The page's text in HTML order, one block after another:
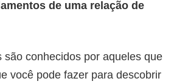
de uma relação de
conhecidos por aqueles que
você pode fazer para descobrir